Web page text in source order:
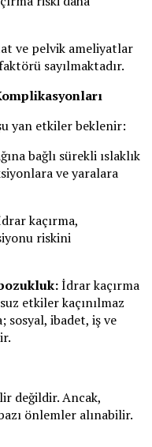
ve pelvik ameliyatlar
sayılmaktadır.
yan etkiler beklenir:
bağlı sürekli ıslaklık
ve yaralara
kaçırma,
riskini
İdrar kaçırma
etkiler kaçınılmaz
sosyal, ibadet, iş ve
değildir. Ancak,
önlemler alınabilir.